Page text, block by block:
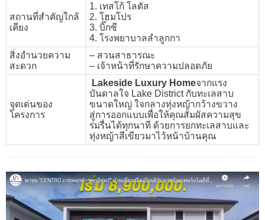
สถานที่สำคัญใกล้
เคียง
1. เทสโก้ โลตัส
2. โฮมโปร
3. บิ๊กซี
4. โรงพยาบาลลำลูกกา
สิ่งอำนวยความ
สะดวก
– สวนสาธารณะ
– เจ้าหน้าที่รักษาความปลอดภัย
จุดเด่นของ
โครงการ
Lakeside Luxury Homeจากแรง
บันดาลใจ Lake District กับทะเลสาบ
ขนาดใหญ่ ใจกลางทุ่งหญ้ากว้างขวาง
สู่การออกแบบเพื่อให้คุณสัมผัสความสุข
ร่มรื่นได้ทุกนาที ด้วยการยกทะเลสาบและ
ทุ่งหญ้าสีเขียวมาไว้หน้าบ้านคุณ